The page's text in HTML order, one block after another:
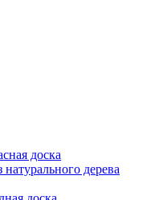
доска
натурального дерева